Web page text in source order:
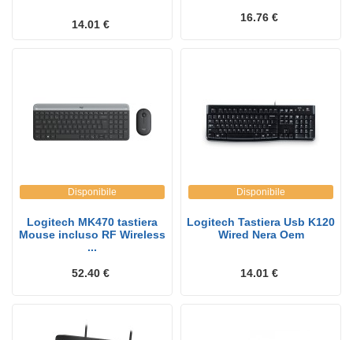
14.01 €
16.76 €
Disponibile
Logitech MK470 tastiera
Mouse incluso RF Wireless
...
52.40 €
Disponibile
Logitech Tastiera Usb K120
Wired Nera Oem
14.01 €